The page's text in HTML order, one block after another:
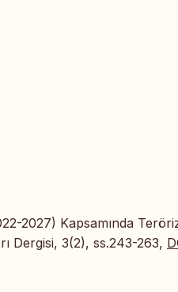
2027) Kapsamında
Dergisi, 3(2), ss.243-263,